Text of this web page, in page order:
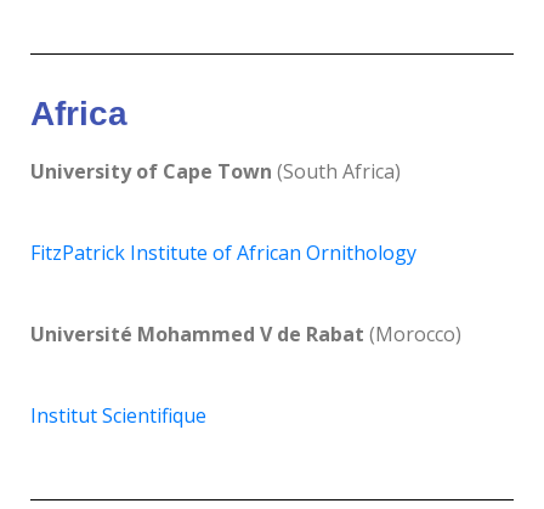
Africa
University of Cape Town (South Africa)
FitzPatrick Institute of African Ornithology
Université Mohammed V de Rabat (Morocco)
Institut Scientifique